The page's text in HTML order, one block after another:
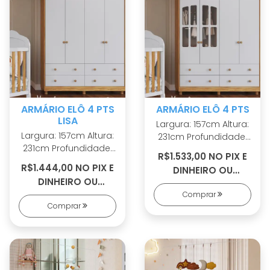
dobradiças slow
motion Puxadores em
MDF revestido tipo
Cava
ARMÁRIO ELÔ 4 PTS
LISA
Largura: 157cm Altura:
231cm Profundidade:
50cm 100% MDF Linho
interno Puxadores em
ABS Cabideiros
metálicos Corrediças
telescópicas Sistema
antitombamento Pés
reguláveis em ABS
inclusos
R$1.444,00 NO PIX E
DINHEIRO OU
R$1.589,00 EM 10X S/
JUROS
Comprar
ARMÁRIO ELÔ 4 PTS
Largura: 157cm Altura:
231cm Profundidade:
50cm 100% MDF Linho
interno Puxadores em
ABS Cabideiros
metálicos Corrediças
telescópicas Portas
com PETG cristal Pés
inclusos
R$1.533,00 NO PIX E
DINHEIRO OU
R$1.686,00 EM 10X S/
JUROS
Comprar